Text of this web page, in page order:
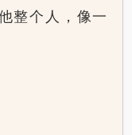
整个人，像一